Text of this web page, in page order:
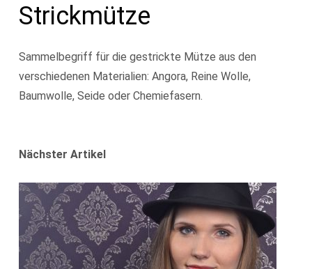
Strickmütze
Sammelbegriff für die gestrickte Mütze aus den
verschiedenen Materialien: Angora, Reine Wolle,
Baumwolle, Seide oder Chemiefasern.
Nächster Artikel